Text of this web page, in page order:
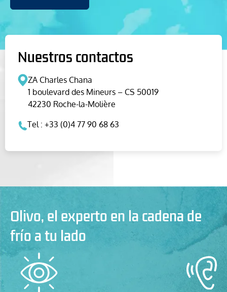
Nuestros contactos
ZA Charles Chana
1 boulevard des Mineurs – CS 50019
42230 Roche-la-Molière
Tel : +33 (0)4 77 90 68 63
Olivo, el experto en la cadena de
frío a tu lado